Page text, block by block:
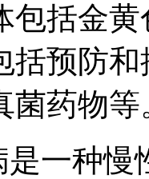
包括金
括预防
菌药物等
一种慢